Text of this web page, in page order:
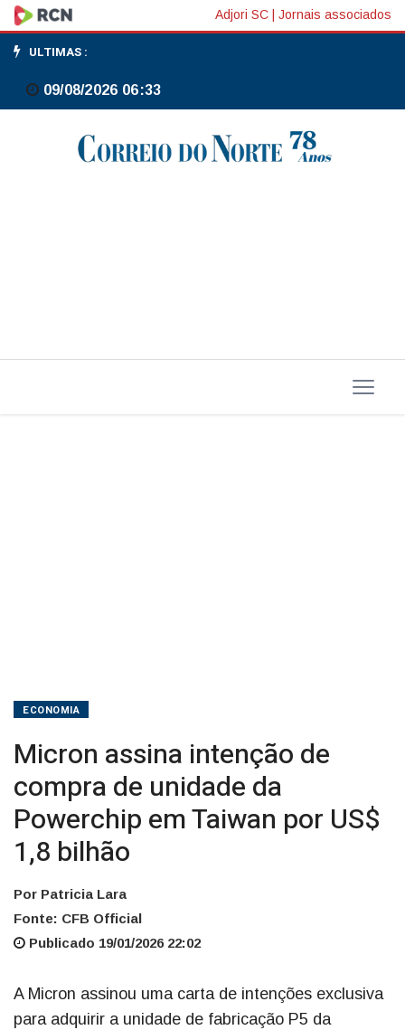
Micron
assina
intenção
compra
em
Adjori SC Jornais associados
ULTIMAS :
09/08/2026 06:33
ECONOMIA
Micron assina intenção de
compra de unidade da
Powerchip em Taiwan por US$
1,8 bilhão
Por Patricia Lara
Fonte: CFB Official
Publicado 19/01/2026 22:02
A Micron assinou uma carta de intenções exclusiva
para adquirir a unidade de fabricação P5 da